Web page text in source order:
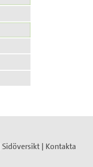
Sidöversikt | Kontakta